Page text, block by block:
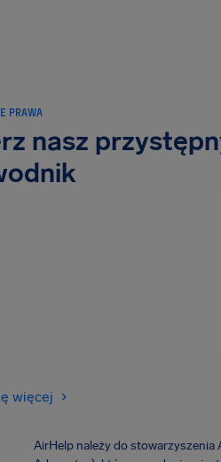
PRAWA
nasz
więcej
AirHelp należy do